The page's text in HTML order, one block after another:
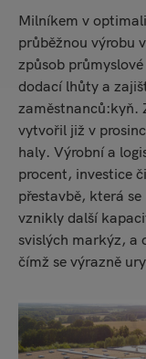
Milníkem v
průběžnou výrobu
způsob
dodací lhůty a
zaměstnanců:kyň.
vytvořil již v
haly. Výrobní a
procent, investice
přestavbě, která
vznikly další
svislých markýz, a
čímž se výrazně